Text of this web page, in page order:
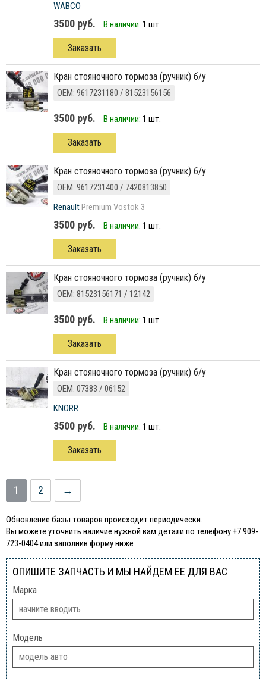
WABCO
3500 руб. В наличии: 1 шт.
Заказать
кран стояночного тормоза (ручник) б/у
ОЕМ: 9617231180 / 81523156156
3500 руб. В наличии: 1 шт.
Заказать
кран стояночного тормоза (ручник) б/у
ОЕМ: 9617231400 / 7420813850
Renault Premium Vostok 3
3500 руб. В наличии: 1 шт.
Заказать
кран стояночного тормоза (ручник) б/у
ОЕМ: 81523156171 / 12142
3500 руб. В наличии: 1 шт.
Заказать
кран стояночного тормоза (ручник) б/у
ОЕМ: 07383 / 06152
KNORR
3500 руб. В наличии: 1 шт.
Заказать
1 2 →
Обновление базы товаров происходит периодически.
Вы можете уточнить наличие нужной вам детали по телефону +7 909-
723-0404 или заполнив форму ниже
ОПИШИТЕ ЗАПЧАСТЬ И МЫ НАЙДЕМ ЕЕ ДЛЯ ВАС
Марка
Модель